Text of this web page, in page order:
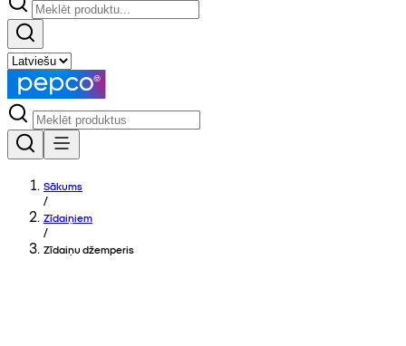
Sākums
/
Zīdaiņiem
/
Zīdaiņu džemperis